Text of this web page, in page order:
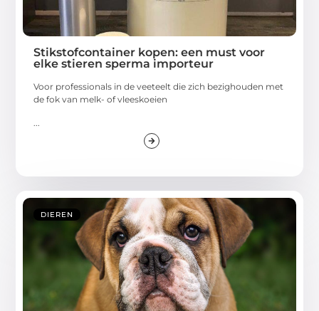
Stikstofcontainer kopen: een must voor
elke stieren sperma importeur
Voor professionals in de veeteelt die zich bezighouden met
de fok van melk- of vleeskoeien
DIEREN